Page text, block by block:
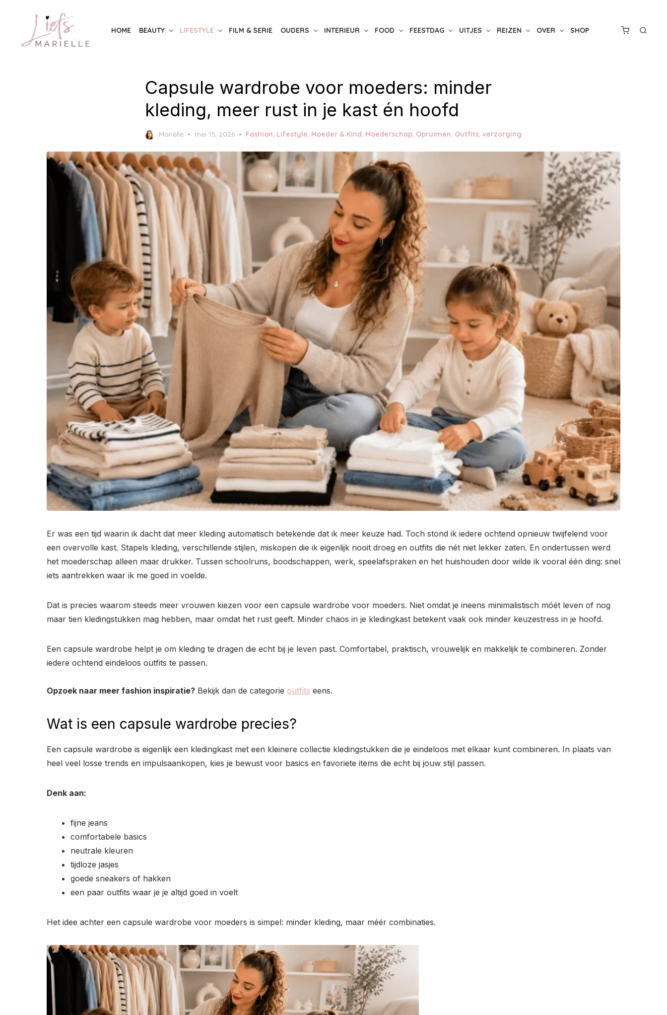
content
HOME BEAUTY LIFESTYLE FILM & SERIE OUDERS INTERIEUR FOOD FEESTDAG UITJES REIZEN OVER SHOP
Capsule wardrobe voor moeders: minder
kleding, meer rust in je kast én hoofd
Mariëlle
Posted
mei 15, 2026 Fashion Lifestyle Moeder & Kind Moederschap Opruimen Outfits verzorging
Er was een tijd waarin ik dacht dat meer kleding automatisch betekende dat ik meer keuze had. Toch stond ik iedere ochtend opnieuw twijfelend voor
een overvolle kast. Stapels kleding, verschillende stijlen, miskopen die ik eigenlijk nooit droeg en outfits die nét niet lekker zaten. En ondertussen werd
het moederschap alleen maar drukker. Tussen schoolruns, boodschappen, werk, speelafspraken en het huishouden door wilde ik vooral één ding: snel
iets aantrekken waar ik me goed in voelde.
Dat is precies waarom steeds meer vrouwen kiezen voor een capsule wardrobe voor moeders. Niet omdat je ineens minimalistisch móét leven of nog
maar tien kledingstukken mag hebben, maar omdat het rust geeft. Minder chaos in je kledingkast betekent vaak ook minder keuzestress in je hoofd.
Een capsule wardrobe helpt je om kleding te dragen die echt bij je leven past. Comfortabel, praktisch, vrouwelijk en makkelijk te combineren. Zonder
iedere ochtend eindeloos outfits te passen.
Opzoek naar meer fashion inspiratie? Bekijk dan de categorie outfits eens.
Wat is een capsule wardrobe precies?
Een capsule wardrobe is eigenlijk een kledingkast met een kleinere collectie kledingstukken die je eindeloos met elkaar kunt combineren. In plaats van
heel veel losse trends en impulsaankopen, kies je bewust voor basics en favoriete items die echt bij jouw stijl passen.
Denk aan:
fijne jeans
comfortabele basics
neutrale kleuren
tijdloze jasjes
goede sneakers of hakken
een paar outfits waar je je altijd goed in voelt
Het idee achter een capsule wardrobe voor moeders is simpel: minder kleding, maar méér combinaties.